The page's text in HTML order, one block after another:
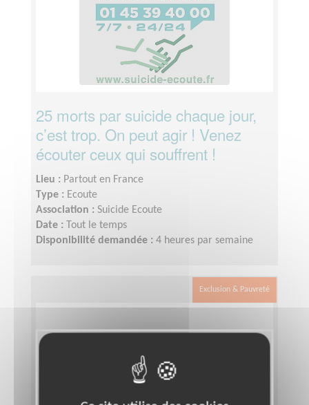
25 morts par suicide chaque jour,
c’est trop. On peut agir ! Venez
écouter ceux qui souffrent !
Lieu : Partout en France
Type : Ecoute
Association : Suicide Ecoute
Date :
Tout le temps
Disponibilité demandée : 4 heures par semaine
Exclusion & Pauvreté